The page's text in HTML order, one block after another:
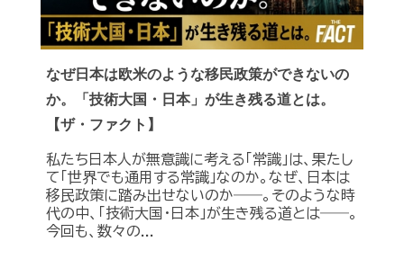
なぜ日本は欧米のような移民政策ができないの
か。「技術大国・日本」が生き残る道とは。
【ザ・ファクト】
私たち日本人が無意識に考える「常識」は、果たし
て「世界でも通用する常識」なのか。なぜ、日本は
移民政策に踏み出せないのか――。そのような時
代の中、「技術大国・日本」が生き残る道とは――。
今回も、数々の...